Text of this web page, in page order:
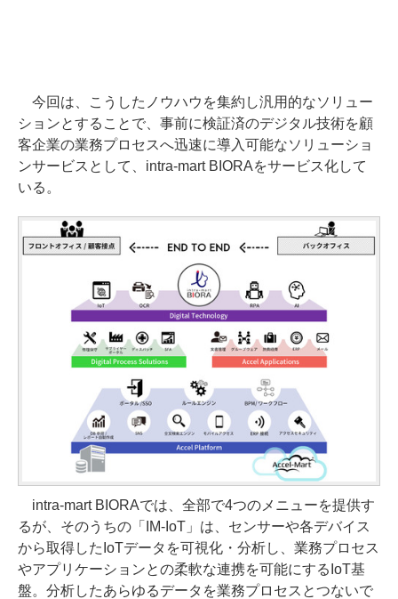
今回は、こうしたノウハウを集約し汎用的なソリュー
ションとすることで、事前に検証済のデジタル技術を顧
客企業の業務プロセスへ迅速に導入可能なソリューショ
ンサービスとして、intra-mart BIORAをサービス化して
いる。
intra-mart BIORAでは、全部で4つのメニューを提供す
るが、そのうちの「IM-IoT」は、センサーや各デバイス
から取得したIoTデータを可視化・分析し、業務プロセス
やアプリケーションとの柔軟な連携を可能にするIoT基
盤。分析したあらゆるデータを業務プロセスとつないで